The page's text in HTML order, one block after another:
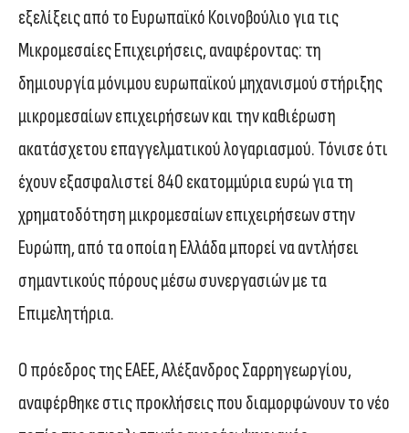
εξελίξεις από το Ευρωπαϊκό Κοινοβούλιο για τις
Μικρομεσαίες Επιχειρήσεις, αναφέροντας: τη
δημιουργία μόνιμου ευρωπαϊκού μηχανισμού στήριξης
μικρομεσαίων επιχειρήσεων και την καθιέρωση
ακατάσχετου επαγγελματικού λογαριασμού. Τόνισε ότι
έχουν εξασφαλιστεί 840 εκατομμύρια ευρώ για τη
χρηματοδότηση μικρομεσαίων επιχειρήσεων στην
Ευρώπη, από τα οποία η Ελλάδα μπορεί να αντλήσει
σημαντικούς πόρους μέσω συνεργασιών με τα
Επιμελητήρια.
Ο πρόεδρος της ΕΑΕΕ, Αλέξανδρος Σαρρηγεωργίου,
αναφέρθηκε στις προκλήσεις που διαμορφώνουν το νέο